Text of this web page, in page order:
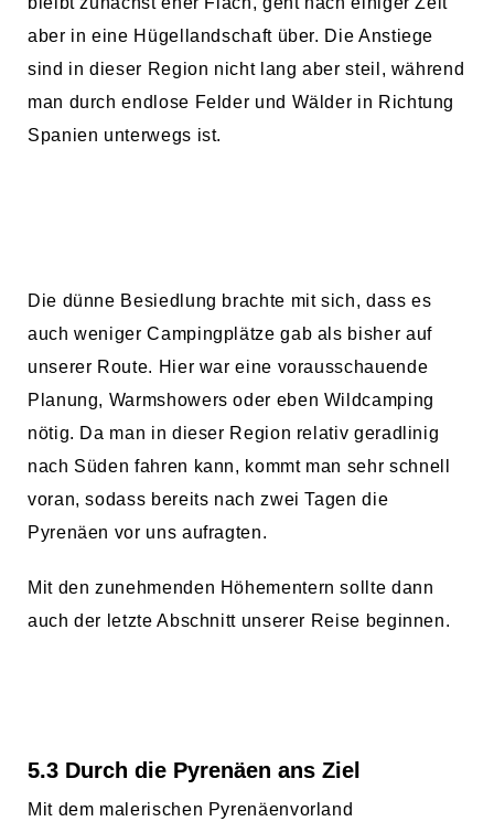
aber in eine Hügellandschaft über. Die Anstiege
sind in dieser Region nicht lang aber steil, während
man durch endlose Felder und Wälder in Richtung
Spanien unterwegs ist.
Die dünne Besiedlung brachte mit sich, dass es
auch weniger Campingplätze gab als bisher auf
unserer Route. Hier war eine vorausschauende
Planung, Warmshowers oder eben Wildcamping
nötig. Da man in dieser Region relativ geradlinig
nach Süden fahren kann, kommt man sehr schnell
voran, sodass bereits nach zwei Tagen die
Pyrenäen vor uns aufragten.
Mit den zunehmenden Höhementern sollte dann
auch der letzte Abschnitt unserer Reise beginnen.
5.3 Durch die Pyrenäen ans Ziel
Mit dem malerischen Pyrenäenvorland